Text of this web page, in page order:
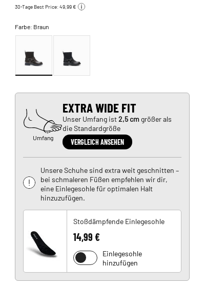
30-Tage Best Price: 49,99 €
Farbe: Braun
Umfang
EXTRA WIDE FIT
Unser Umfang ist2,5 cmgrößer als
die Standardgröße
VERGLEICH ANSEHEN
Unsere Schuhe sind extra weit geschnitten –
bei schmaleren Füßen empfehlen wir dir,
eine Einlegesohle für optimalen Halt
hinzuzufügen.
Stoßdämpfende Einlegesohle
14,99 €
Einlegesohle
hinzufügen